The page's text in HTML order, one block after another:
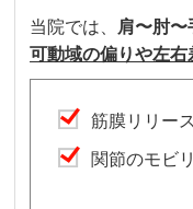
当院では、 肩〜肘
可動域の偏りや左右
筋膜リリース
関節のモビ